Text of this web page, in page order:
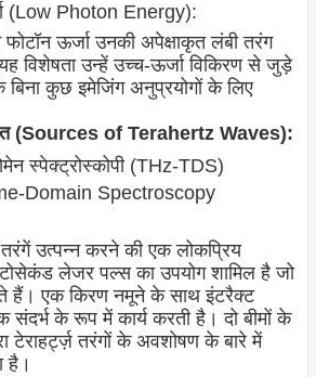
(Low Photon Energy):
फोटॉन ऊर्जा उनकी अपेक्षाकृत लंबी तरंग
विशेषता उन्हें उच्च-ऊर्जा विकिरण से जुड़े
कुछ इमेजिंग अनुप्रयोगों के लिए
(Sources of Terahertz Waves):
स्पेक्ट्रोस्कोपी (THz-TDS)
Domain Spectroscopy
उत्पन्न करने की एक लोकप्रिय
लेजर पल्स का उपयोग शामिल है जो
हैं। एक किरण नमूने के साथ इंटरैक्ट
के रूप में कार्य करती है। दो बीमों के
टेराहर्ट्ज़ तरंगों के अवशोषण के बारे में
है।